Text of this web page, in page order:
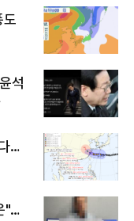
도
석
…
"…